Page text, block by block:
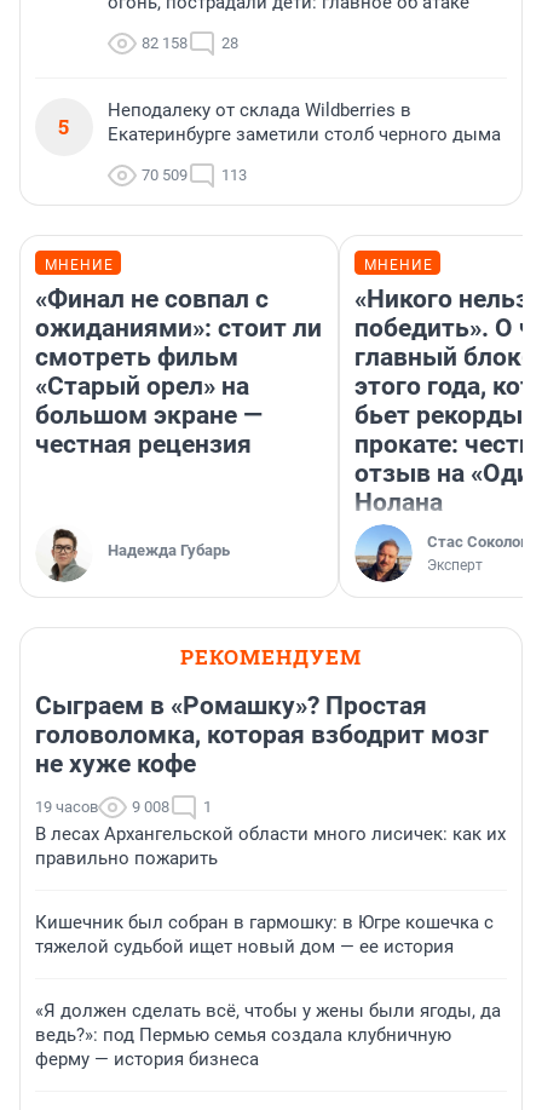
82 158 28
5
Неподалеку от склада Wildberries в
Екатеринбурге заметили столб черного дыма
70 509 113
МНЕНИЕ
«Финал не совпал с
ожиданиями»: стоит ли
смотреть фильм
«Старый орел» на
большом экране —
честная рецензия
Надежда Губарь
МНЕНИЕ
«Никого нельзя
победить». О
главный
этого года,
бьет рекорды в
прокате:
отзыв на
Нолана
Стас Соколов
Эксперт
РЕКОМЕНДУЕМ
Сыграем в «Ромашку»? Простая
головоломка, которая взбодрит мозг
не хуже кофе
19 часов 9 008 1
В лесах Архангельской области много лисичек: как их
правильно пожарить
Кишечник был собран в гармошку: в Югре кошечка с
тяжелой судьбой ищет новый дом — ее история
«Я должен сделать всё, чтобы у жены были ягоды, да
ведь?»: под Пермью семья создала клубничную
ферму — история бизнеса